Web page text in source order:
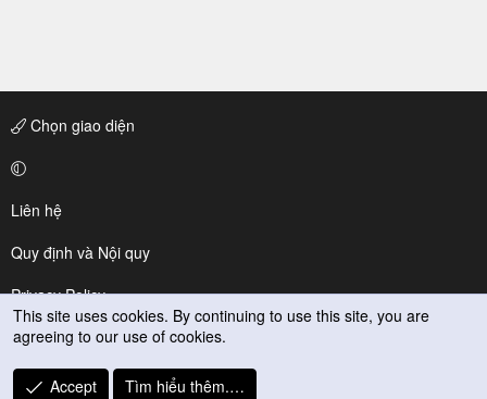
Chọn giao diện
Liên hệ
Quy định và Nội quy
Privacy Policy
Trợ giúp
R
This site uses cookies. By continuing to use this site, you are
agreeing to our use of cookies.
Accept Tìm hiểu thêm.…